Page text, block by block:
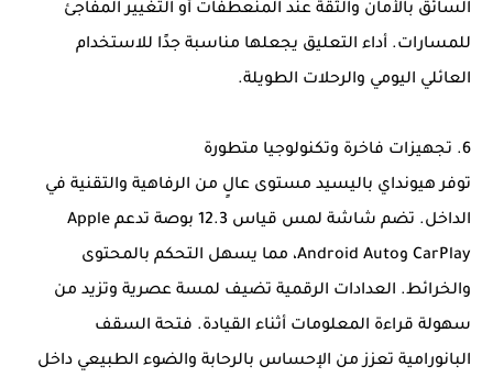
السائق بالأمان والثقة عند المنعطفات أو التغيير المفاجئ
للمسارات. أداء التعليق يجعلها مناسبة جدًا للاستخدام
العائلي اليومي والرحلات الطويلة.
6. تجهيزات فاخرة وتكنولوجيا متطورة
توفر هيونداي باليسيد مستوى عالٍ من الرفاهية والتقنية في
الداخل. تضم شاشة لمس قياس 12.3 بوصة تدعم Apple
CarPlay وAndroid Auto، مما يسهل التحكم بالمحتوى
والخرائط. العدادات الرقمية تضيف لمسة عصرية وتزيد من
سهولة قراءة المعلومات أثناء القيادة. فتحة السقف
البانورامية تعزز من الإحساس بالرحابة والضوء الطبيعي داخل